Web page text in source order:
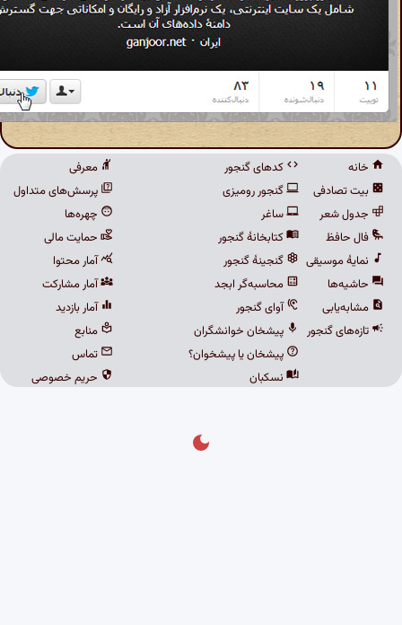
شعر
موسیقی
گنجور
کدهای گنجور
گنجور رومیزی
ساغر
کتابخانهٔ گنجور
گنجینهٔ گنجور
محاسبه‌گر ابجد
آوای گنجور
پیشخان خوانشگران
پیشخان یا پیشخوان؟
پرسش‌های متداول
حمایت مالی
آمار محتوا
آمار مشارکت
آمار بازدید
حریم خصوصی